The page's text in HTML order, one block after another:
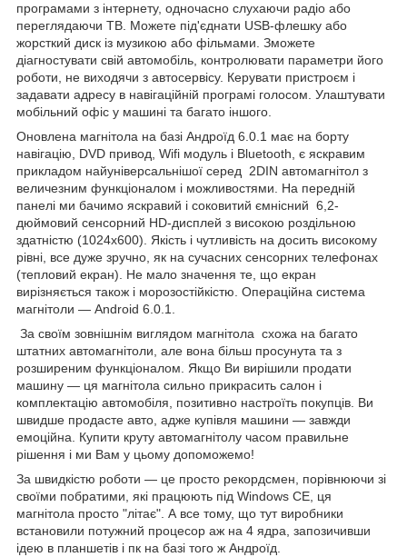
програмами з інтернету, одночасно слухаючи радіо або
переглядаючи ТВ. Можете під'єднати USB-флешку або
жорсткий диск із музикою або фільмами. Зможете
діагностувати свій автомобіль, контролювати параметри його
роботи, не виходячи з автосервісу. Керувати пристроєм і
задавати адресу в навігаційній програмі голосом. Улаштувати
мобільний офіс у машині та багато іншого.
Оновлена магнітола на базі Андроїд 6.0.1 має на борту
навігацію, DVD привод, Wifi модуль і Bluetooth, є яскравим
прикладом найуніверсальнішої серед 2DIN автомагнітол з
величезним функціоналом і можливостями. На передній
панелі ми бачимо яскравий і соковитий ємнісний 6,2-
дюймовий сенсорний HD-дисплей з високою роздільною
здатністю (1024х600). Якість і чутливість на досить високому
рівні, все дуже зручно, як на сучасних сенсорних телефонах
(тепловий екран). Не мало значення те, що екран
вирізняється також і морозостійкістю. Операційна система
магнітоли — Android 6.0.1.
За своїм зовнішнім виглядом магнітола схожа на багато
штатних автомагнітоли, але вона більш просунута та з
розширеним функціоналом. Якщо Ви вирішили продати
машину — ця магнітола сильно прикрасить салон і
комплектацію автомобіля, позитивно настроїть покупців. Ви
швидше продасте авто, адже купівля машини — завжди
емоційна. Купити круту автомагнітолу часом правильне
рішення і ми Вам у цьому допоможемо!
За швидкістю роботи — це просто рекордсмен, порівнюючи зі
своїми побратими, які працюють під Windows CE, ця
магнітола просто "літає". А все тому, що тут виробники
встановили потужний процесор аж на 4 ядра, запозичивши
ідею в планшетів і пк на базі того ж Андроїд.